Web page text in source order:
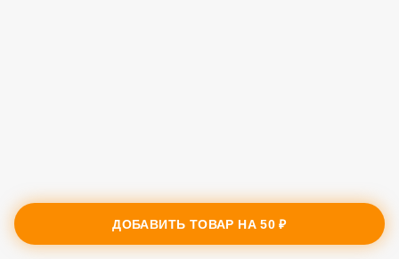
ДОБАВИТЬ ТОВАР НА50 ₽